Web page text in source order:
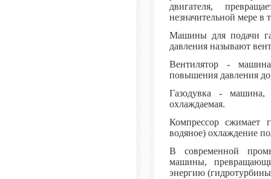
двигателя,
незначительной мере в
Машины для подачи
давления называют
Вентилятор -
повышения давления
Газодувка - машина,
охлаждаемая.
Компрессор сжимает
водяное) охлаждение
В современной
машины,
энергию